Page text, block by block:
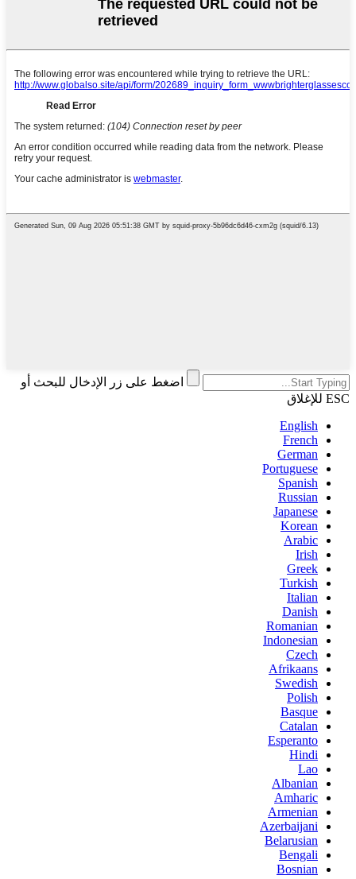
اضغط على زر الإدخال للبحث أو
ESC للإغلاق
English
French
German
Portuguese
Spanish
Russian
Japanese
Korean
Arabic
Irish
Greek
Turkish
Italian
Danish
Romanian
Indonesian
Czech
Afrikaans
Swedish
Polish
Basque
Catalan
Esperanto
Hindi
Lao
Albanian
Amharic
Armenian
Azerbaijani
Belarusian
Bengali
Bosnian